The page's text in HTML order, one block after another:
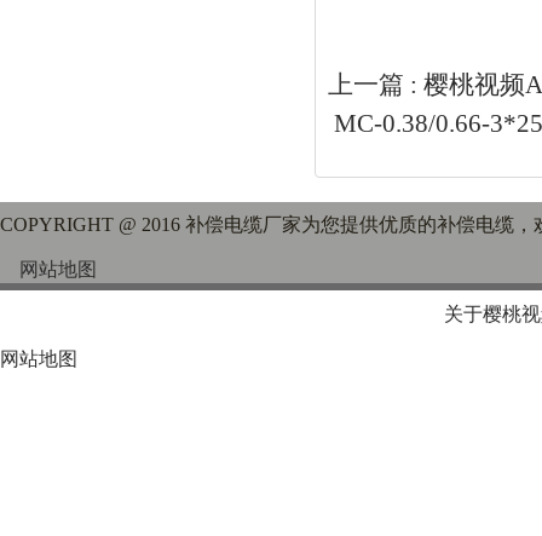
上一篇 : 樱桃视频
MC-0.38/0.66-
COPYRIGHT @ 2016 补偿电缆厂家为您提供优质的补偿电缆
网站地图
关于樱桃
网站地图